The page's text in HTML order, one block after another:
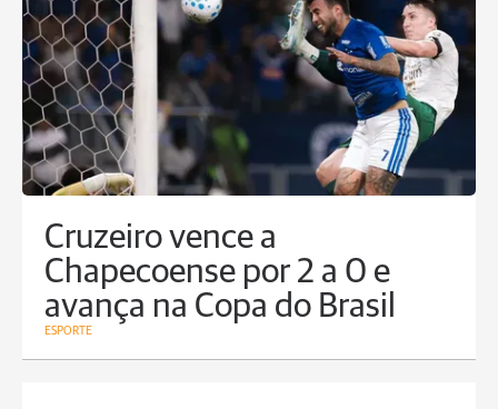
Cruzeiro vence a
Chapecoense por 2 a 0 e
avança na Copa do Brasil
ESPORTE